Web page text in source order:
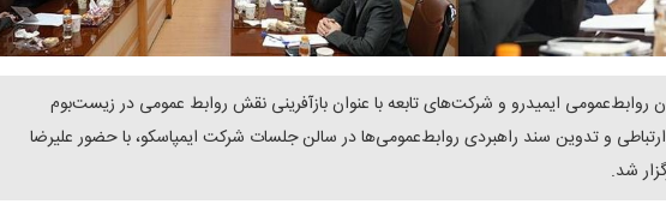
ایمیدرو و شرکت‌های تابعه با عنوان بازآفرینی نقش روابط عمومی در زیست‌بوم
و تدوین سند راهبردی روابط‌عمومی‌ها در سالن جلسات شرکت ایمپاسکو، با حضور علیرضا
شد.